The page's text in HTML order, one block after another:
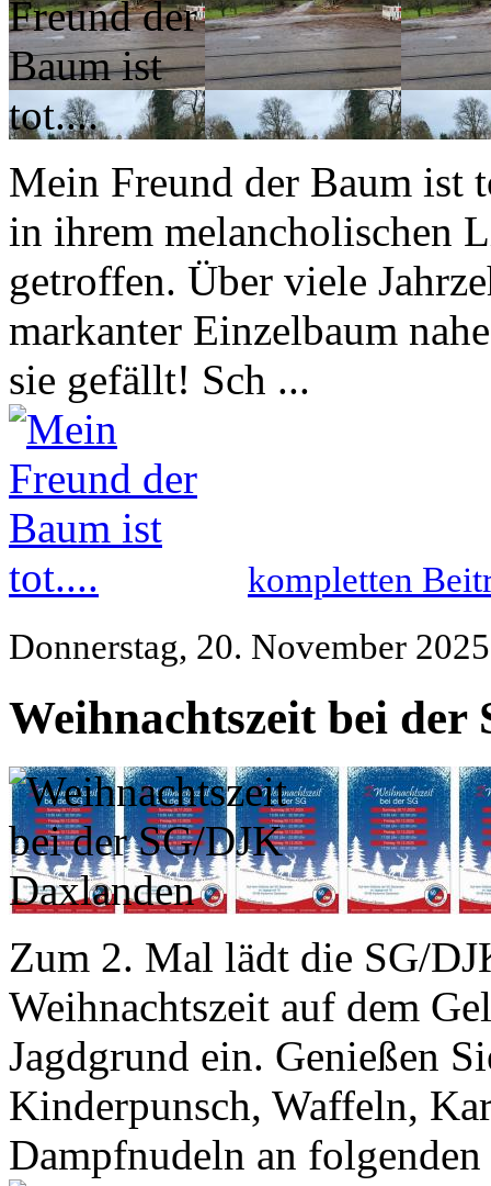
Mein Freund der Baum ist
in ihrem melancholischen
getroffen. Über viele
markanter Einzelbaum
sie gefällt! Sch ...
kompletten
Donnerstag, 20. November 2025
Weihnachtszeit bei der
Zum 2. Mal lädt die SG/
Weihnachtszeit auf dem
Jagdgrund ein. Genießen
Kinderpunsch, Waffeln,
Dampfnudeln an